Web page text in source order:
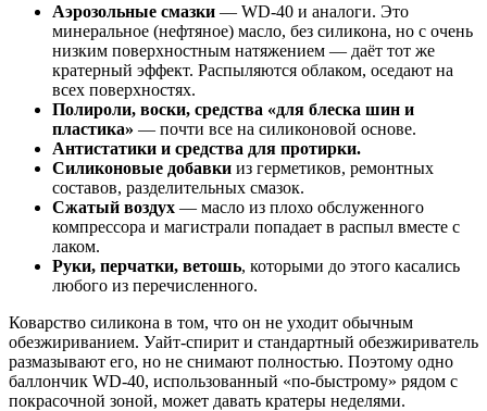
Аэрозольные смазки — WD-40 и аналоги. Это
минеральное (нефтяное) масло, без силикона, но с очень
низким поверхностным натяжением — даёт тот же
кратерный эффект. Распыляются облаком, оседают на
всех поверхностях.
Полироли, воски, средства «для блеска шин и
пластика» — почти все на силиконовой основе.
Антистатики и средства для протирки.
Силиконовые добавки из герметиков, ремонтных
составов, разделительных смазок.
Сжатый воздух — масло из плохо обслуженного
компрессора и магистрали попадает в распыл вместе с
лаком.
Руки, перчатки, ветошь, которыми до этого касались
любого из перечисленного.
Коварство силикона в том, что он не уходит обычным
обезжириванием. Уайт-спирит и стандартный обезжириватель
размазывают его, но не снимают полностью. Поэтому одно
баллончик WD-40, использованный «по-быстрому» рядом с
покрасочной зоной, может давать кратеры неделями.